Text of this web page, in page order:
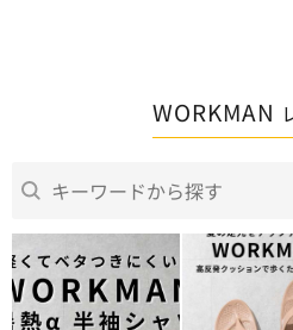
WORKMAN